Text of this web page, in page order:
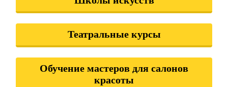
Театральные курсы
Обучение мастеров для салонов
красоты